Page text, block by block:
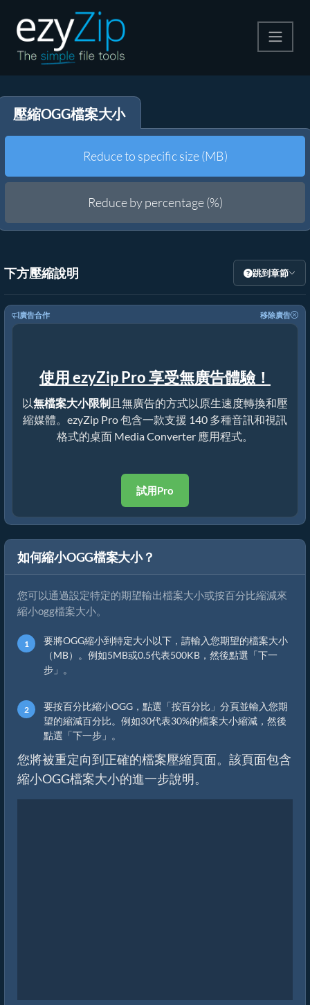
解壓縮
其他工具
壓縮OGG檔案大小
Reduce to specific size (MB)
Reduce by percentage (%)
下方壓縮說明 跳到章節
廣告合作 移除廣告
使用 ezyZip Pro 享受無廣告體驗！
以無檔案大小限制且無廣告的方式以原生速度轉換和壓
縮媒體。ezyZip Pro 包含一款支援 140 多種音訊和視訊
格式的桌面 Media Converter 應用程式。
試用Pro
如何縮小OGG檔案大小？
您可以通過設定特定的期望輸出檔案大小或按百分比縮減來
縮小ogg檔案大小。
要將OGG縮小到特定大小以下，請輸入您期望的檔案大小
（MB）。例如5MB或0.5代表500KB，然後點選「下一
步」。
要按百分比縮小OGG，點選「按百分比」分頁並輸入您期
望的縮減百分比。例如30代表30%的檔案大小縮減，然後
點選「下一步」。
您將被重定向到正確的檔案壓縮頁面。該頁面包含
縮小OGG檔案大小的進一步說明。